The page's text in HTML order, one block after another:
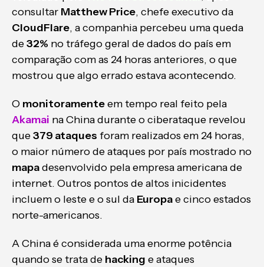
consultar Matthew Price, chefe executivo da
CloudFlare, a companhia percebeu uma queda
de32% no tráfego geral de dados do país em
comparação com as 24 horas anteriores, o que
mostrou que algo errado estava acontecendo.
O monitoramenteem tempo real feito pela
Akamai na China durante o ciberataque revelou
que379 ataques foram realizados em 24 horas,
o maior número de ataques por país mostrado no
mapadesenvolvido pela empresa americana de
internet. Outros pontos de altos inicidentes
incluem o leste e o sul da Europae cinco estados
norte-americanos.
A China é considerada uma enorme potência
quando se trata de hacking e ataques